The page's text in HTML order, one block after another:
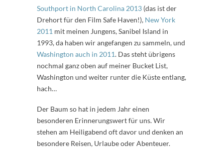
Southport in North Carolina 2013 (das ist der
Drehort für den Film Safe Haven!), New York
2011 mit meinen Jungens, Sanibel Island in
1993, da haben wir angefangen zu sammeln, und
Washington auch in 2011. Das steht übrigens
nochmal ganz oben auf meiner Bucket List,
Washington und weiter runter die Küste entlang,
hach…
Der Baum so hat in jedem Jahr einen
besonderen Erinnerungswert für uns. Wir
stehen am Heiligabend oft davor und denken an
besondere Reisen, Urlaube oder Abenteuer.